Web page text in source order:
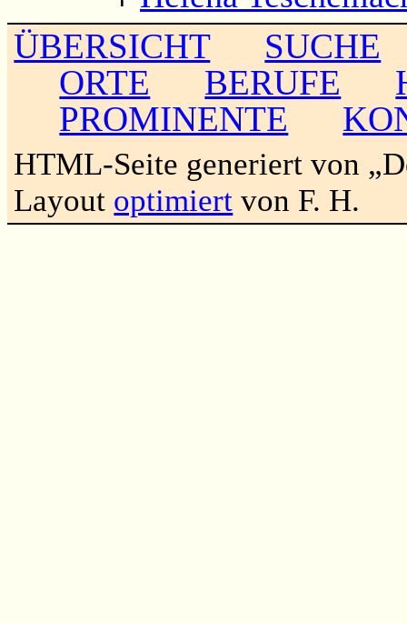
ÜBERSICHT
SUCHE
ORTE
BERUFE
PROMINENTE
HTML-Seite generiert von
Layout optimiert von F. H.